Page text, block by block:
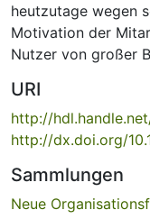
heutzutage wegen
Motivation der
Nutzer von großer
URI
http://
http://dx.doi.org/
Sammlungen
Neue